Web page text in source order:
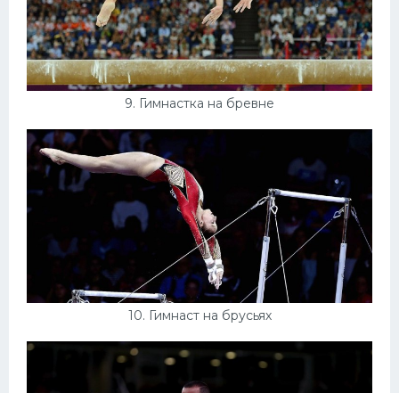
9. Гимнастка на бревне
10. Гимнаст на брусьях